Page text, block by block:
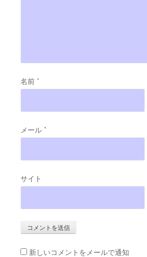
名前 *
メール *
サイト
新しいコメントをメールで通知